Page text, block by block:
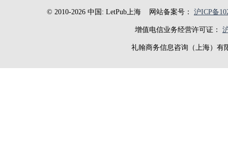
© 2010-2026 中国: LetPub上海网站备案号： 沪ICP备
增值电信业务经营许可证：
礼翰商务信息咨询（上海）